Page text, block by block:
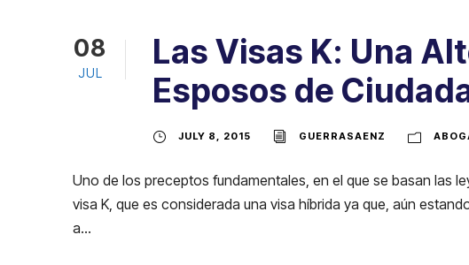
08
JUL
Las Visas K: Una
Esposos de
JULY 8, 2015 GUERRASAENZ
Uno de los preceptos fundamentales, en el que se basan las
visa K, que es considerada una visa híbrida ya que, aún
a...